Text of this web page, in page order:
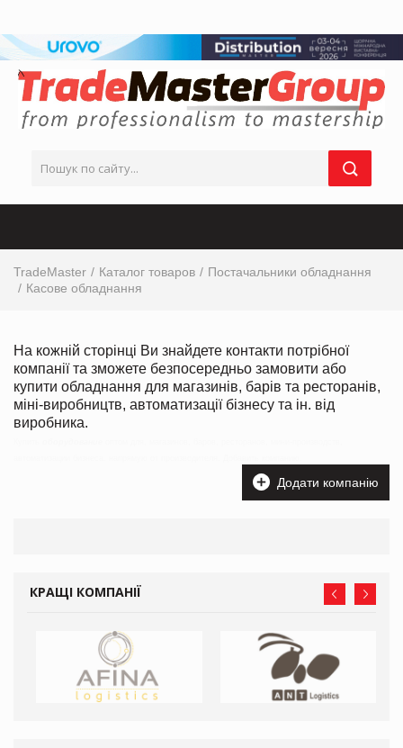
TradeMaster Каталог товаров
Постачальники обладнання
Касове обладнання
На кожній сторінці Ви знайдете контакти потрібної
компанії та зможете безпосередньо замовити або
купити обладнання для магазинів, барів та ресторанів,
міні-виробництв, автоматизації бізнесу та ін. від
виробника.
Додати компанію
КРАЩІ КОМПАНІЇ